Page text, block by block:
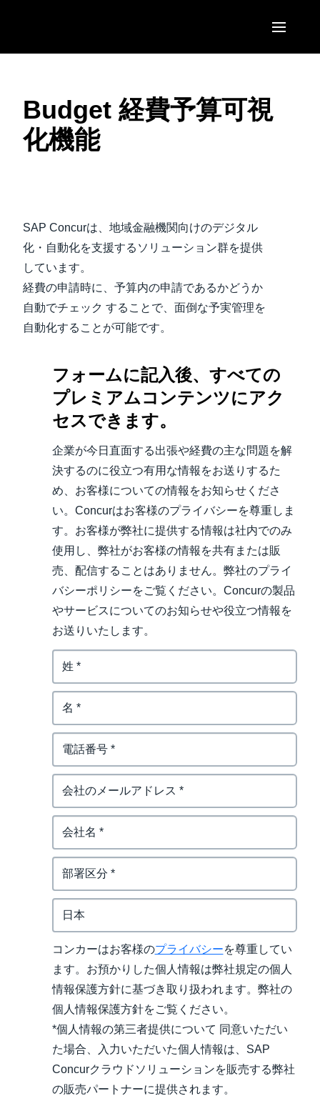
United States (English)
EUROPE
Italia (Italiano)
Sweden (English)
Belgium (English)
España (Español)
日本（日本語)
Budget 経費予算可視
化機能
SAP Concurは、地域金融機関向けのデジタル
化・自動化を支援するソリューション群を提供
しています。
経費の申請時に、予算内の申請であるかどうか
自動でチェック することで、面倒な予実管理を
自動化することが可能です。
フォームに記入後、すべての
プレミアムコンテンツにアク
セスできます。
企業が今日直面する出張や経費の主な問題を解
決するのに役立つ有用な情報をお送りするた
め、お客様についての情報をお知らせくださ
い。Concurはお客様のプライバシーを尊重しま
す。お客様が弊社に提供する情報は社内でのみ
使用し、弊社がお客様の情報を共有または販
売、配信することはありません。弊社のプライ
バシーポリシーをご覧ください。Concurの製品
やサービスについてのお知らせや役立つ情報を
お送りいたします。
コンカーはお客様のプライバシーを尊重してい
ます。お預かりした個人情報は弊社規定の個人
情報保護方針に基づき取り扱われます。弊社の
個人情報保護方針をご覧ください。
*個人情報の第三者提供について 同意いただい
た場合、入力いただいた個人情報は、SAP
Concurクラウドソリューションを販売する弊社
の販売パートナーに提供されます。